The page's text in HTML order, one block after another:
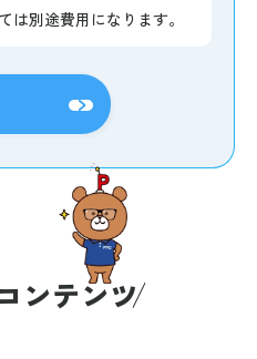
は別途費用になります。
ンテンツ